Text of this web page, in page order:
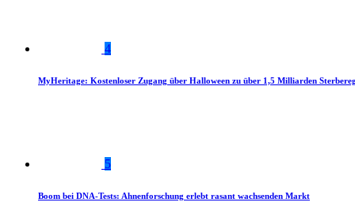
4
MyHeritage: Kostenloser Zugang über Halloween zu über 1,5 Milliarden
5
Boom bei DNA-Tests: Ahnenforschung erlebt rasant wachsenden Markt